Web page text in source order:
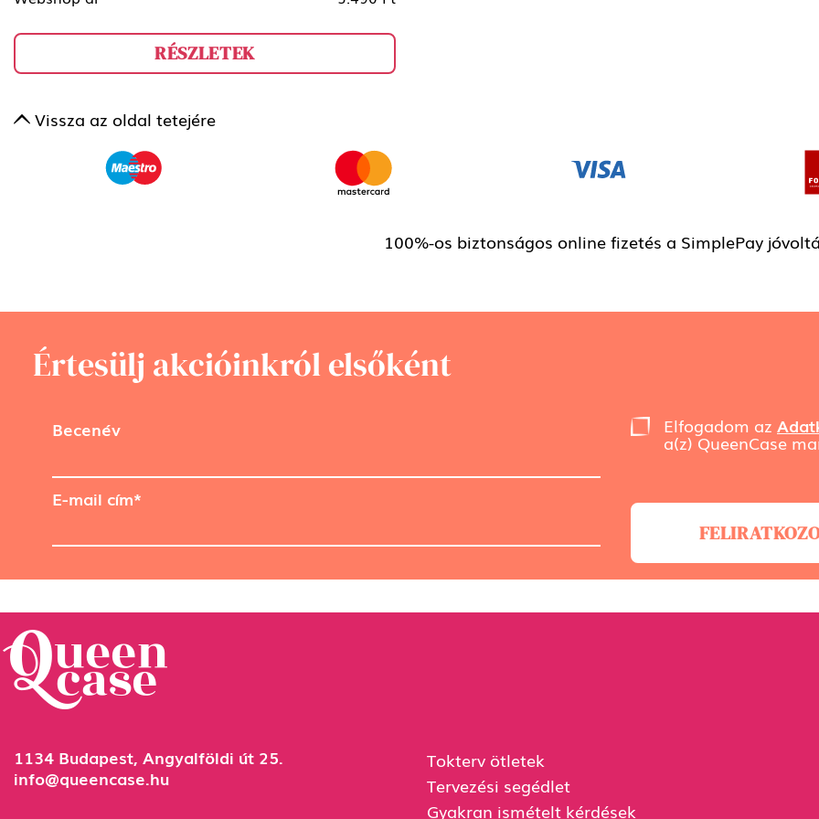
RÉSZLETEK
Vissza az oldal tetejére
100%-os biztonságos online fizetés a SimplePay
Értesülj akcióinkról elsőként
Becenév
E-mail cím*
Elfogadom az
a(z) QueenCase
Tokterv ötletek
Tervezési segédlet
Gyakran ismételt kérdések
1134 Budapest, Angyalföldi út 25.
info@queencase.hu